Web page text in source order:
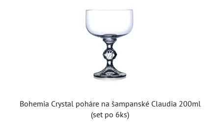
Bohemia Crystal poháre na šampanské Claudia 200ml
(set po 6ks)